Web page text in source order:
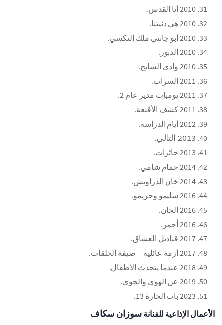
2010أنا القدس.
2010هي دنيتنا.
2010أبو جانتي ملك التكسي.
2010 الدبور .
2010 وادي السايح.
2011 السراب.
2011 يوميات مدير عام 2
.
2011كشف الأقنعة.
2012أيام الدراسة.
2013 التالي.
2013 حائرات.
2014 حمام شامي.
2014 خان الدراويش.
2016 سليمو وحريمو.
2016 الخان.
2016أحمر .
2017 قناديل العشاق.
2017أزمة عائلية
ضيفة الحلقات.
2018 عندما يتحدث الأطفال.
2019 عن الهوى والجوى.
2023 باب الحارة 13
.
الأعمال الإذاعية للفنانة سوزان سكاف